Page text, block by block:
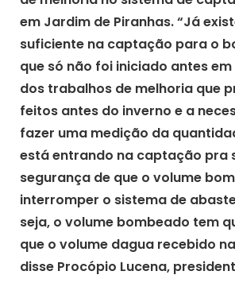
em Jardim de Piranhas. “Já
suficiente na captação para o
que só não foi iniciado antes
dos trabalhos de melhoria que
feitos antes do inverno e a
fazer uma medição da
está entrando na captação pra
segurança de que o volume
interromper o sistema de
seja, o volume bombeado tem
que o volume dagua recebido
disse Procópio Lucena,